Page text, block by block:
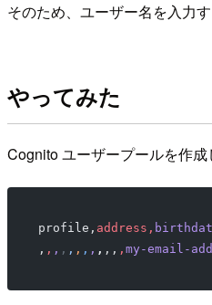
そのため、ユーザー名を入力
やってみた
Cognito ユーザープールを作
profile, address,
, , , , , , , , , ,, , my-email-